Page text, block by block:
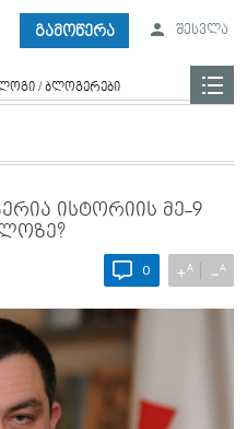
გამოწერა შესვლა
/ ბლოგერები
ისტორიის მე-9
0 +A −A